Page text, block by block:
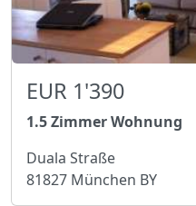
EUR 1'390
1.5 Zimmer Wohnung
Duala Straße
81827 München BY